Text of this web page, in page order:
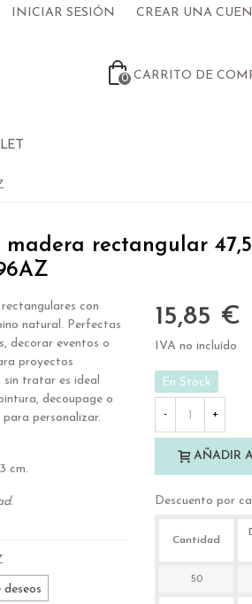
INICIAR SESIÓN CREAR UNA
0 CARRITO DE
rectangular
con
natural. Perfectas
decorar eventos o
proyectos
sin tratar es ideal
decoupage o
personalizar.
cm.
15,85 €
IVA no incluído
En Stock
- +
AÑADIR
Descuento por
Cantidad
50